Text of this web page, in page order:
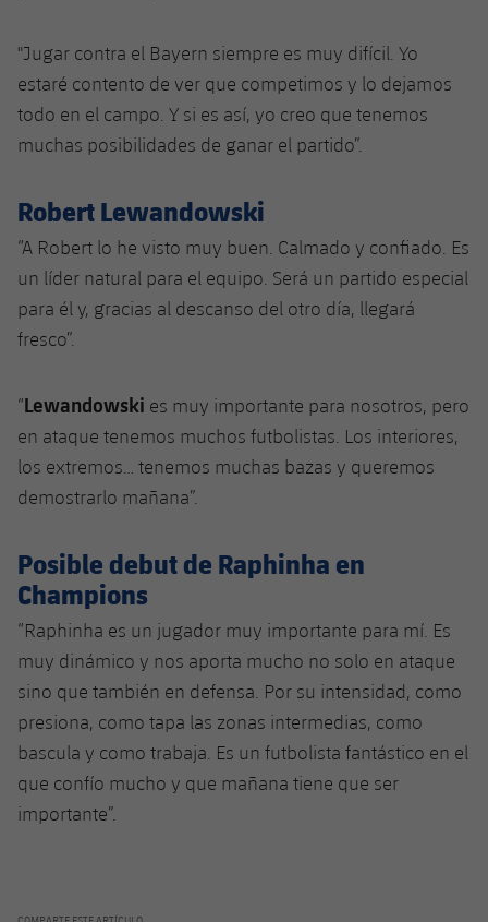
"Jugar contra el Bayern siempre es muy difícil. Yo
estaré contento de ver que competimos y lo dejamos
todo en el campo. Y si es así, yo creo que tenemos
muchas posibilidades de ganar el partido”.
Robert Lewandowski
“A Robert lo he visto muy buen. Calmado y confiado. Es
un líder natural para el equipo. Será un partido especial
para él y, gracias al descanso del otro día, llegará
fresco”.
“Lewandowski es muy importante para nosotros, pero
en ataque tenemos muchos futbolistas. Los interiores,
los extremos… tenemos muchas bazas y queremos
demostrarlo mañana”.
Posible debut de Raphinha en
Champions
“Raphinha es un jugador muy importante para mí. Es
muy dinámico y nos aporta mucho no solo en ataque
sino que también en defensa. Por su intensidad, como
presiona, como tapa las zonas intermedias, como
bascula y como trabaja. Es un futbolista fantástico en el
que confío mucho y que mañana tiene que ser
importante”.
COMPARTE ESTE ARTÍCULO